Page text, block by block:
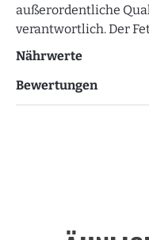
außerordentliche
verantwortlich. Der
Nährwerte
Bewertungen